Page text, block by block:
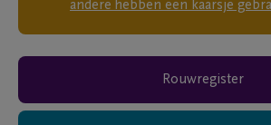
andere hebben een kaarsje
Rouwregister